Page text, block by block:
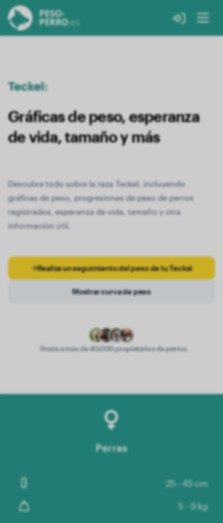
Teckel:
Gráficas de peso, esperanza
de vida, tamaño y más
Descubre todo sobre la raza Teckel, incluyendo
gráficas de peso, progresiones de peso de perros
registrados, esperanza de vida, tamaño y otra
información útil.
Realiza un seguimiento del peso de tu Teckel
Mostrar curva de peso
Únete a más de 40.000 propietarios de perros
Perras
25 - 45 cm
5 - 9 kg